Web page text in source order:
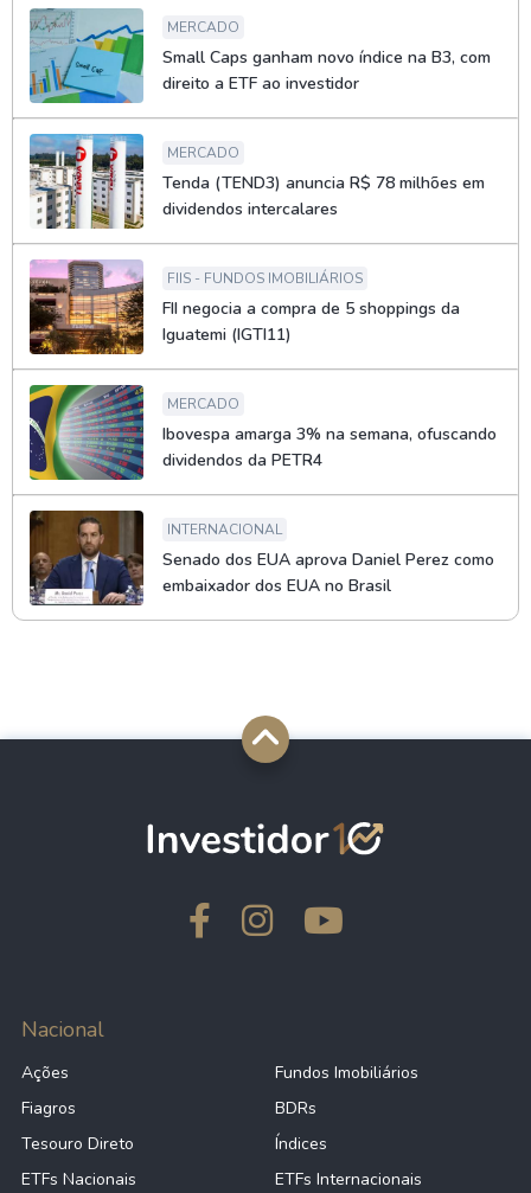
MERCADO
Small Caps ganham novo índice na B3, com
direito a ETF ao investidor
MERCADO
Tenda (TEND3) anuncia R$ 78 milhões em
dividendos intercalares
FIIS - FUNDOS IMOBILIÁRIOS
FII negocia a compra de 5 shoppings da
Iguatemi (IGTI11)
MERCADO
Ibovespa amarga 3% na semana, ofuscando
dividendos da PETR4
INTERNACIONAL
Senado dos EUA aprova Daniel Perez como
embaixador dos EUA no Brasil
Nacional
Ações
Fundos Imobiliários
Fiagros
BDRs
Tesouro Direto
Índices
ETFs Nacionais
ETFs Internacionais